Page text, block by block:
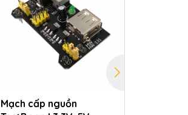
Mạch cấp nguồn